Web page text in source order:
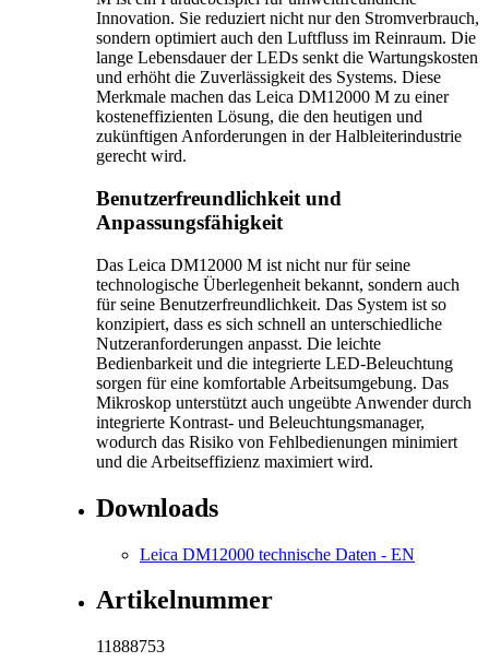
Innovation. Sie reduziert nicht nur den Stromverbrauch,
sondern optimiert auch den Luftfluss im Reinraum. Die
lange Lebensdauer der LEDs senkt die Wartungskosten
und erhöht die Zuverlässigkeit des Systems. Diese
Merkmale machen das Leica DM12000 M zu einer
kosteneffizienten Lösung, die den heutigen und
zukünftigen Anforderungen in der Halbleiterindustrie
gerecht wird.
Benutzerfreundlichkeit und
Anpassungsfähigkeit
Das Leica DM12000 M ist nicht nur für seine
technologische Überlegenheit bekannt, sondern auch
für seine Benutzerfreundlichkeit. Das System ist so
konzipiert, dass es sich schnell an unterschiedliche
Nutzeranforderungen anpasst. Die leichte
Bedienbarkeit und die integrierte LED-Beleuchtung
sorgen für eine komfortable Arbeitsumgebung. Das
Mikroskop unterstützt auch ungeübte Anwender durch
integrierte Kontrast- und Beleuchtungsmanager,
wodurch das Risiko von Fehlbedienungen minimiert
und die Arbeitseffizienz maximiert wird.
Downloads
Leica DM12000 technische Daten - EN
Artikelnummer
11888753